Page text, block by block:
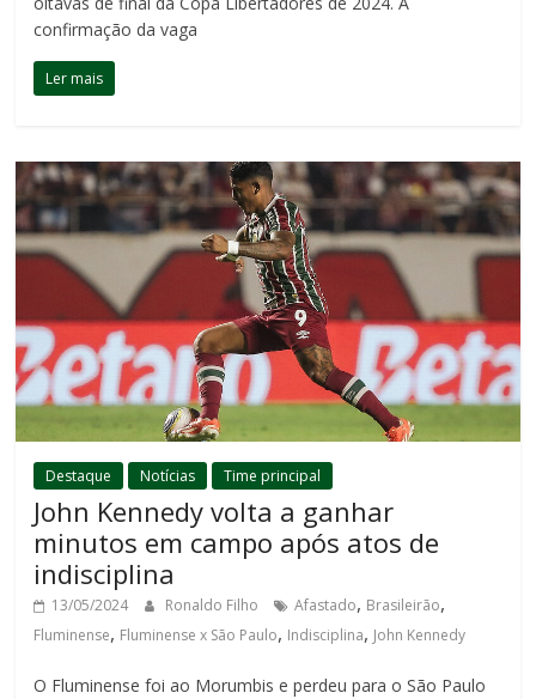
confirmação da vaga
Ler mais
Destaque Notícias Time principal
John Kennedy volta a ganhar
minutos em campo após atos de
indisciplina
13/05/2024 Ronaldo Filho Afastado, Brasileirão,
Fluminense, Fluminense x São Paulo, Indisciplina, John Kennedy
O Fluminense foi ao Morumbis e perdeu para o São Paulo